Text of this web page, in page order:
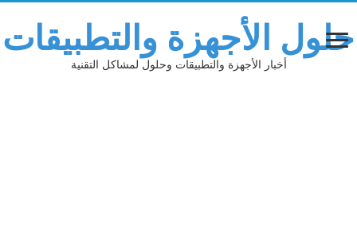
حلول الأجهزة والتطبيقات
أخبار الأجهزة والتطبيقات وحلول لمشاكل التقنية